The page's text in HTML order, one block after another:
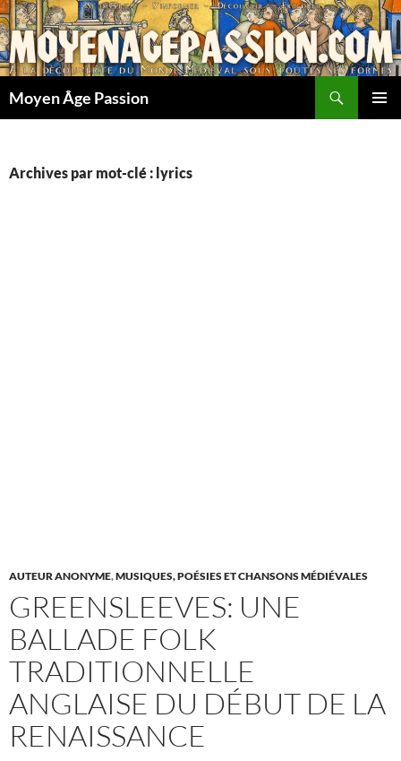
Aller
au
contenu
Moyen Âge Passion
Archives par mot-clé : lyrics
AUTEUR ANONYME,MUSIQUES, POÉSIES ET CHANSONS MÉDIÉVALES
GREENSLEEVES: UNE
BALLADE FOLK
TRADITIONNELLE
ANGLAISE DU DÉBUT DE LA
RENAISSANCE